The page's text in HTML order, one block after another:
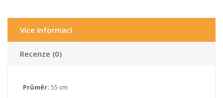
Více Informací
Recenze (0)
Průměr: 55 cm